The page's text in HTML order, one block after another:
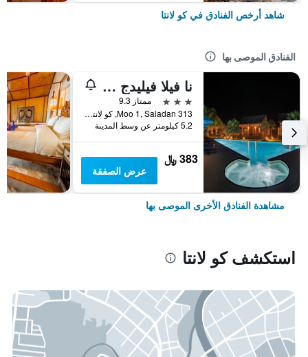
شاهد أرخص الفنادق في كو لانتا
الفنادق الموصى بها
نا فيلا فيليدج - ٔلبالغين فقط
3 نجوم
ممتاز 9.3
313 Moo 1, Saladan, كو لانتا, تايلاند
5.2 كيلومتر عن وسط المدينة
383 ﷼
عرض الصفقة
مشاهدة الفنادق الأخرى الموصى بها
استكشف كو لانتا